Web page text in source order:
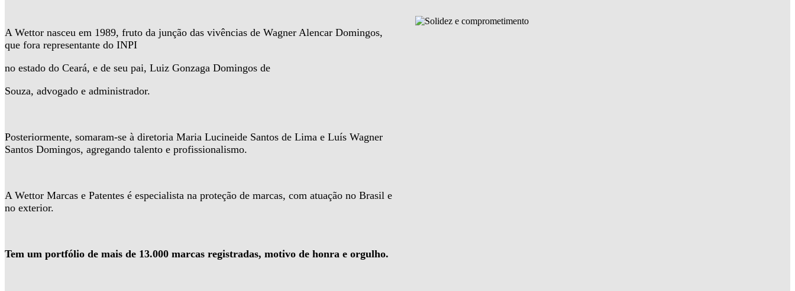
A Wettor nasceu em 1989, fruto da junção das vivências de Wagner Alencar Domingos,
que fora representante do INPI
no estado do Ceará, e de seu pai, Luiz Gonzaga Domingos de
Souza, advogado e administrador.
Posteriormente, somaram-se à diretoria Maria Lucineide Santos de Lima e Luís Wagner
Santos Domingos, agregando talento e profissionalismo.
A Wettor Marcas e Patentes é especialista na proteção de marcas, com atuação no Brasil e
no exterior.
Tem um portfólio de mais de 13.000 marcas registradas, motivo de honra e orgulho.